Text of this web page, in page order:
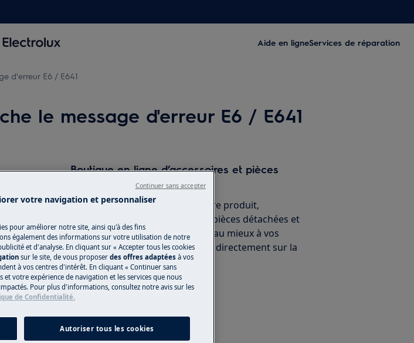
Aide en ligneServices de réparation
d'erreur E6 / E641
le message d'erreur E6 / E641
Boutique en ligne d’accessoires et pièces
Pour profiter pleinement de votre produit,
découvrez tous les accessoires, pièces détachées et
produits d’entretien, répondant au mieux à vos
besoins, du quotidien. A acheter directement sur la
boutique en ligne Electrolux.
votre navigation et personnaliser
pour améliorer notre site, ainsi qu'à des fins
également des informations sur votre utilisation de notre
et d'analyse. En cliquant sur « Accepter tous les cookies
sur le site, de vous proposer des offres adaptées à vos
à vos centres d'intérêt. En cliquant « Continuer sans
et votre expérience de navigation et les services que nous
Pour plus d'informations, consultez notre avis sur les
de Confidentialité.
Autoriser tous les cookies
Continuer sans accepter